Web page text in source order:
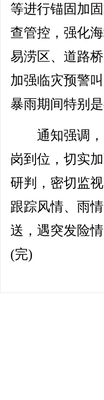
等进行锚固加
查管控，强化
易涝区、道路
加强临灾预警
暴雨期间特别
通知强调，
岗到位，切实
研判，密切监
跟踪风情、雨
送，遇突发险
(完)